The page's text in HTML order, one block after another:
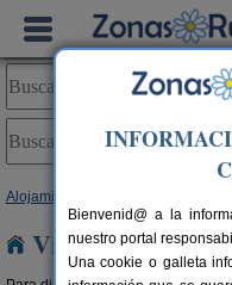
Alojamientos
Viviendas
Bienvenid@ a la
nuestro portal
Una cookie o galleta